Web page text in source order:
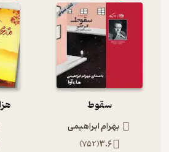
سقوط
بهرام ابراهیمی
3.6
(
752
)